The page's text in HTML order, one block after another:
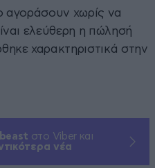
αγοράσουν χωρίς να
ελεύθερη η πώλησή
χαρακτηριστικά στην
στο Viber και
νέα